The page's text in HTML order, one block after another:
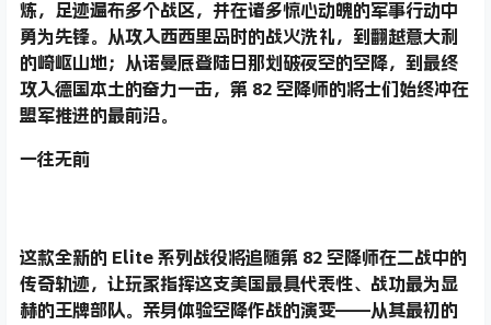
炼，足迹遍布多个战区，并在诸多惊心动魄的军事行动中
勇为先锋。从攻入西西里岛时的战火洗礼，到翻越意大利
的崎岖山地；从诺曼底登陆日那划破夜空的空降，到最终
攻入德国本土的奋力一击，第 82 空降师的将士们始终冲在
盟军推进的最前沿。
一往无前
这款全新的 Elite 系列战役将追随第 82 空降师在二战中的
传奇轨迹，让玩家指挥这支美国最具代表性、战功最为显
赫的王牌部队。亲身体验空降作战的演变——从其最初的